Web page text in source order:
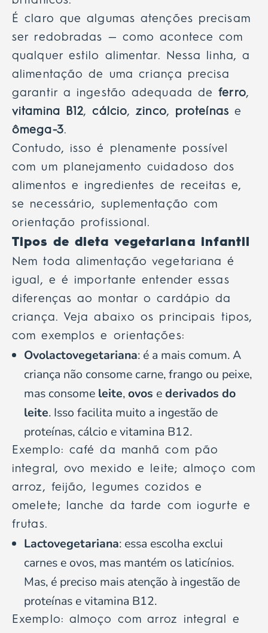
É claro que algumas atenções precisam
ser redobradas — como acontece com
qualquer estilo alimentar. Nessa linha, a
alimentação de uma criança precisa
garantir a ingestão adequada deferro,
vitamina B12,cálcio,zinco, proteínas e
ômega-3.
Contudo, isso é plenamente possível
com um planejamento cuidadoso dos
alimentos e ingredientes de receitas e,
se necessário, suplementação com
orientação profissional.
Tipos de dieta vegetariana infantil
Nem toda alimentação vegetariana é
igual, e é importante entender essas
diferenças ao montar o cardápio da
criança. Veja abaixo os principais tipos,
com exemplos e orientações:
Ovolactovegetariana: é a mais comum. A
criança não consome carne, frango ou peixe,
mas consome leite,ovos ederivados do
leite. Isso facilita muito a ingestão de
proteínas, cálcio e vitamina B12.
Exemplo: café da manhã com pão
integral, ovo mexido e leite; almoço com
arroz, feijão, legumes cozidos e
omelete; lanche da tarde com iogurte e
frutas.
Lactovegetariana: essa escolha exclui
carnes e ovos, mas mantém os laticínios.
Mas, é preciso mais atenção à ingestão de
proteínas e vitamina B12.
Exemplo: almoço com arroz integral e